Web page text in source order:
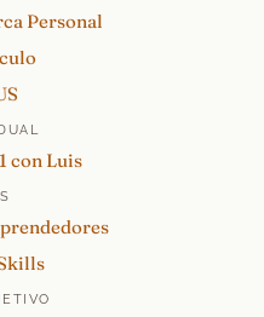
Personal
con Luis